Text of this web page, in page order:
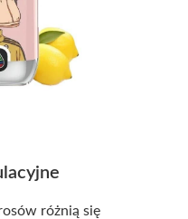
różnią się